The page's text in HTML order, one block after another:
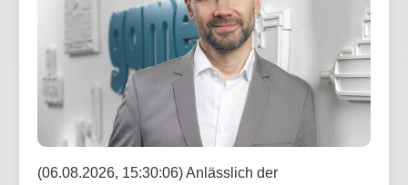
(06.08.2026, 15:30:06) Anlässlich der